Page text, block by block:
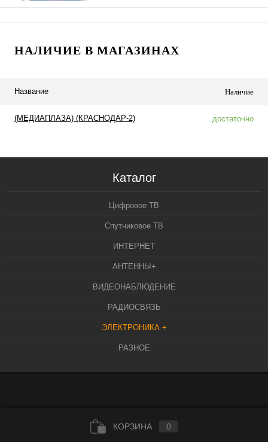
НАЛИЧИЕ В МАГАЗИНАХ
Название Наличие
(МЕДИАПЛАЗА) (КРАСНОДАР-2) достаточно
Каталог
Цифровое ТВ
Спутниковое ТВ
ИНТЕРНЕТ
АНТЕННЫ+
ВИДЕОНАБЛЮДЕНИЕ
РАДИОСВЯЗЬ
ЭЛЕКТРОНИКА +
РАЗНОЕ
КОРЗИНА 0